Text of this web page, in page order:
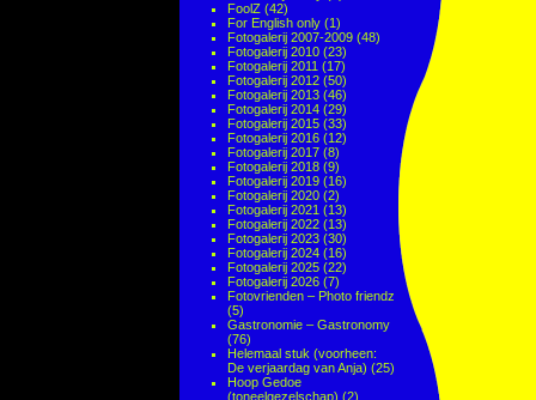
FoolZ (42)
For English only (1)
Fotogalerij 2007-2009 (48)
Fotogalerij 2010 (23)
Fotogalerij 2011 (17)
Fotogalerij 2012 (50)
Fotogalerij 2013 (46)
Fotogalerij 2014 (29)
Fotogalerij 2015 (33)
Fotogalerij 2016 (12)
Fotogalerij 2017 (8)
Fotogalerij 2018 (9)
Fotogalerij 2019 (16)
Fotogalerij 2020 (2)
Fotogalerij 2021 (13)
Fotogalerij 2022 (13)
Fotogalerij 2023 (30)
Fotogalerij 2024 (16)
Fotogalerij 2025 (22)
Fotogalerij 2026 (7)
Fotovrienden – Photo friendz
(5)
Gastronomie – Gastronomy
(76)
Helemaal stuk (voorheen:
De verjaardag van Anja) (25)
Hoop Gedoe
(toneelgezelschap) (2)